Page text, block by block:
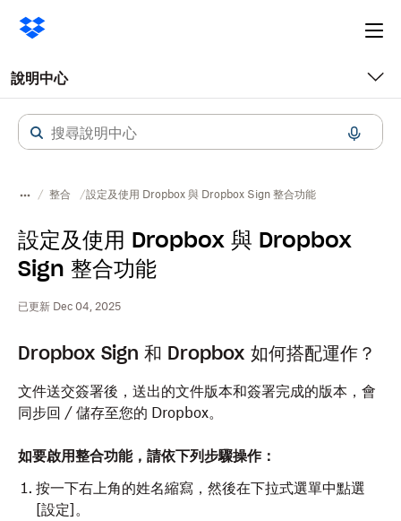
說明中心
整合 設定及使用 Dropbox 與 Dropbox Sign 整合功能
設定及使用 Dropbox 與 Dropbox
Sign 整合功能
已更新 Dec 04, 2025
Dropbox Sign 和 Dropbox 如何搭配運作？
文件送交簽署後，送出的文件版本和簽署完成的版本，會
同步回 / 儲存至您的 Dropbox。
如要啟用整合功能，請依下列步驟操作：
按一下右上角的姓名縮寫，然後在下拉式選單中點選
[設定] 。